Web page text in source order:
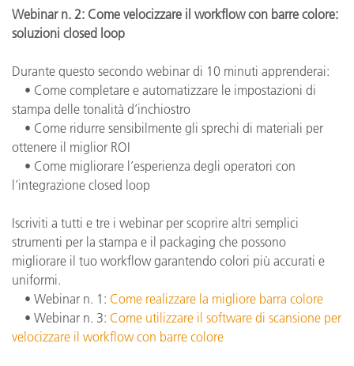
Webinar n. 2: Come velocizzare il workflow con barre colore:
soluzioni closed loop
Durante questo secondo webinar di 10 minuti apprenderai:
• Come completare e automatizzare le impostazioni di
stampa delle tonalità d’inchiostro
• Come ridurre sensibilmente gli sprechi di materiali per
ottenere il miglior ROI
• Come migliorare l’esperienza degli operatori con
l’integrazione closed loop
Iscriviti a tutti e tre i webinar per scoprire altri semplici
strumenti per la stampa e il packaging che possono
migliorare il tuo workflow garantendo colori più accurati e
uniformi.
• Webinar n. 1: Come realizzare la migliore barra colore
• Webinar n. 3: Come utilizzare il software di scansione per
velocizzare il workflow con barre colore